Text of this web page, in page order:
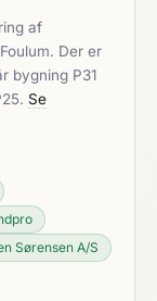
af
Der er
bygning P31
Se
Sørensen A/S